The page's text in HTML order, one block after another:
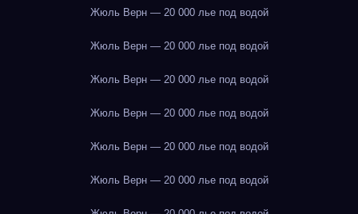
Жюль Верн — 20 000 лье под водой
Жюль Верн — 20 000 лье под водой
Жюль Верн — 20 000 лье под водой
Жюль Верн — 20 000 лье под водой
Жюль Верн — 20 000 лье под водой
Жюль Верн — 20 000 лье под водой